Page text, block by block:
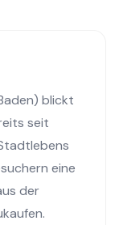
blickt
seit
eine
der